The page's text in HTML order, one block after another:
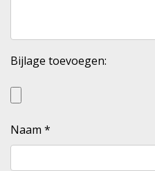
Bijlage toevoegen:
Naam *